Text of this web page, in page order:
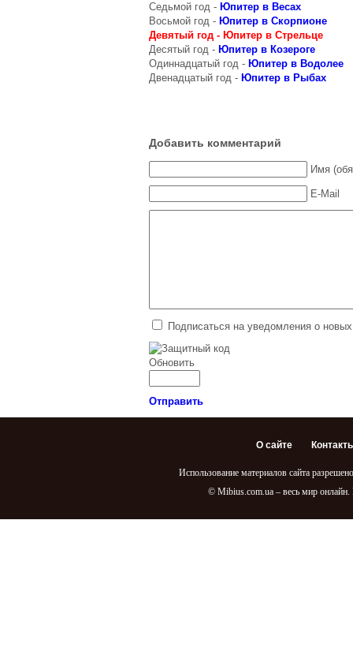
Седьмой год - Юпитер в Весах
Восьмой год - Юпитер в Скорпионе
Девятый год - Юпитер в Стрельце
Десятый год - Юпитер в Козероге
Одиннадцатый год - Юпитер в Водолее
Двенадцатый год - Юпитер в Рыбах
Добавить комментарий
Имя
E-Mail
Подписаться на уведомления о
Обновить
Отправить
О сайте
Использование материалов сайта
© Mibius.com.ua – весь мир онлайн.